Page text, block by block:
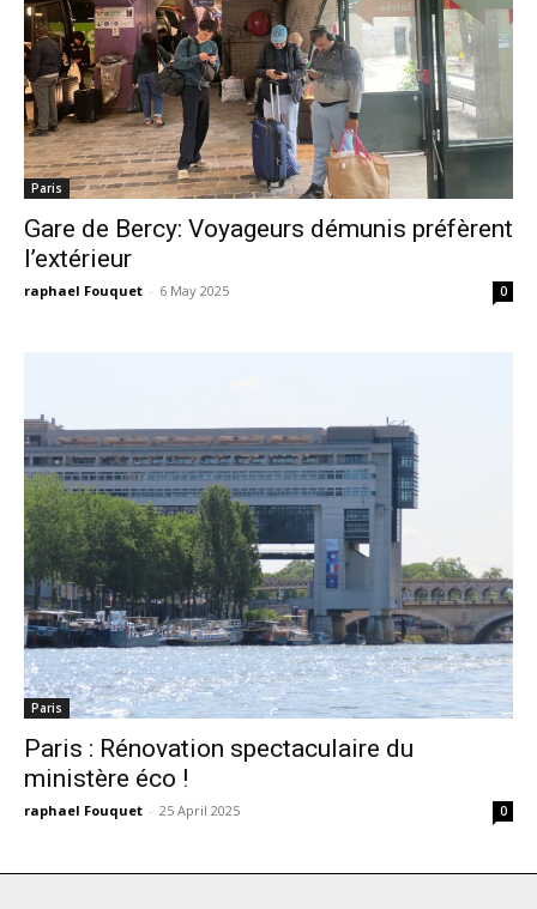
Paris
Gare de Bercy: Voyageurs démunis préfèrent
l’extérieur
raphael Fouquet - 6 May 2025 0
Paris
Paris : Rénovation spectaculaire du
ministère éco !
raphael Fouquet - 25 April 2025 0